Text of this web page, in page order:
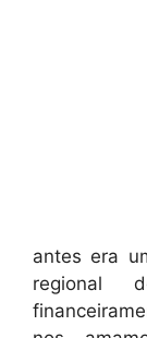
antes era
regional